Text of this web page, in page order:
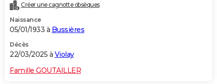
Créer une cagnotte obsèques
Naissance
05/01/1933 à Bussières
Décès
22/03/2025 à Violay
Famille GOUTAILLER